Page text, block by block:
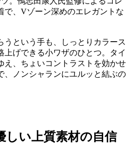
で、Vゾーン深めのエレガントな
うという手も、しっとりカラース
上げできる小ワザのひとつ。タイ
え、ちょいコントラストを効かせ
、ノンシャランにユルッと結ぶの
しい上質素材の自信